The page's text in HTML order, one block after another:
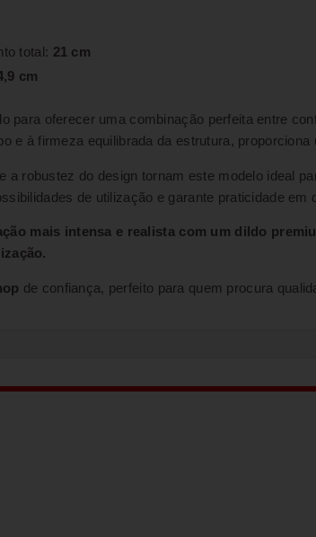
total: 21 cm
cm
para oferecer uma combinação perfeita entre
e à firmeza equilibrada da estrutura,
a robustez do design tornam este modelo ideal
de utilização e garante praticidade
mais intensa e realista com um dildo
de confiança, perfeito para quem procura